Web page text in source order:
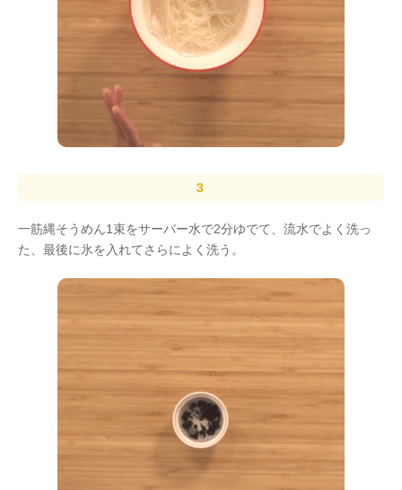
一筋縄そうめん1束をサーバー水で2分ゆでて、流水でよく洗っ
た、最後に氷を入れてさらによく洗う。